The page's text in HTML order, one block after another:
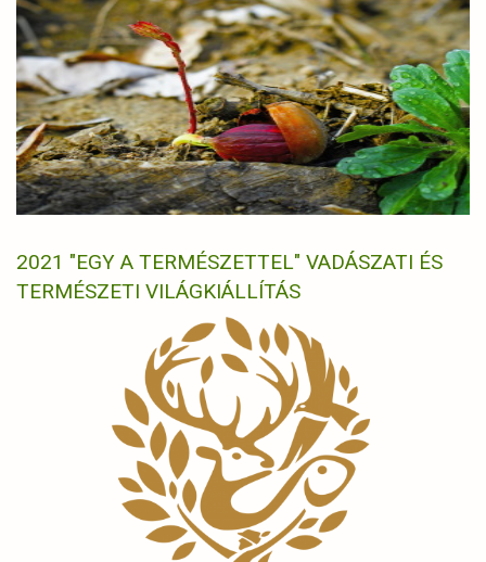
2021 "EGY A TERMÉSZETTEL" VADÁSZATI ÉS
TERMÉSZETI VILÁGKIÁLLÍTÁS